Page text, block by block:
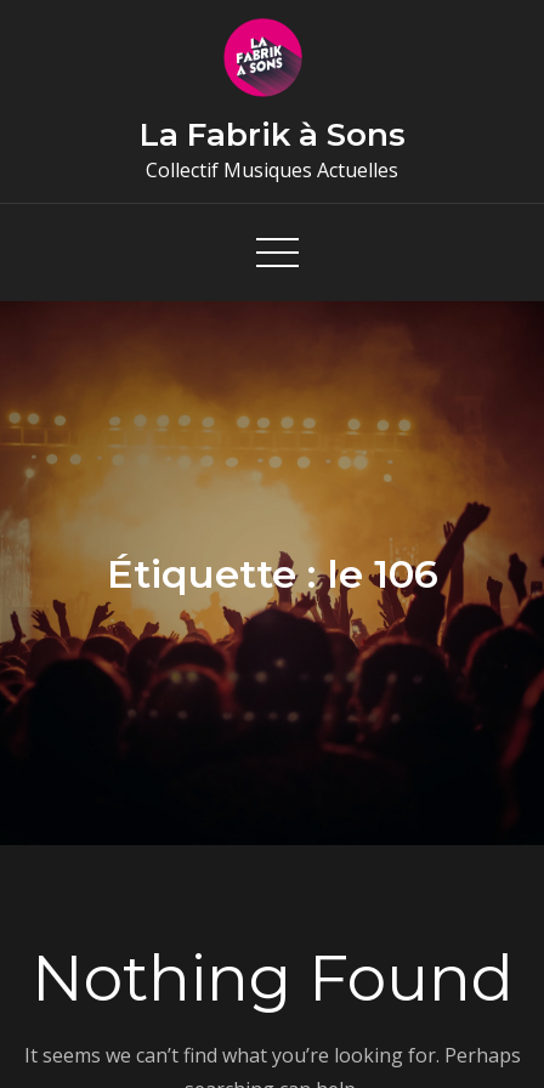
La Fabrik à Sons
Collectif Musiques Actuelles
Étiquette :le 106
Nothing Found
It seems we can’t find what you’re looking for. Perhaps